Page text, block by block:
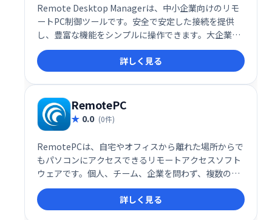
Remote Desktop Managerは、中小企業向けのリモ
ートPC制御ツールです。安全で安定した接続を提供
し、豊富な機能をシンプルに操作できます。大企業向
けサイトライセンスや、個人利用可能な無料版も用
意。導入前に無料版で機能を試せるので、安心してご
利用いただけます。
詳しく見る
RemotePC
0.0 (0件)
RemotePCは、自宅やオフィスから離れた場所からで
もパソコンにアクセスできるリモートアクセスソフト
ウェアです。個人、チーム、企業を問わず、複数のデ
バイスへのリモートアクセスをクラウド上で実現しま
す。場所を選ばず、いつでもどこでも安全にパソコン
を操作できます。
詳しく見る